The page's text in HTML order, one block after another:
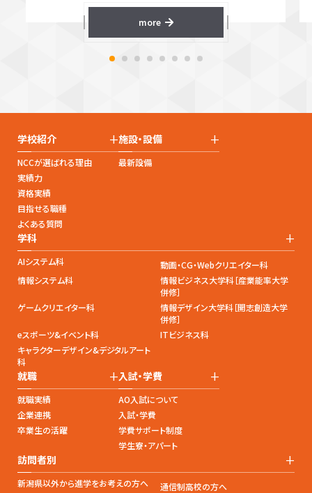
more
学校紹介 +
NCCが選ばれる理由
実績力
資格実績
目指せる職種
よくある質問
施設・設備 +
最新設備
学科 +
AIシステム科
動画・CG・Webクリエイター科
情報システム科
情報ビジネス大学科［産業能率大学
併修］
ゲームクリエイター科
情報デザイン大学科［開志創造大学
併修］
eスポーツ&イベント科
ITビジネス科
キャラクターデザイン&デジタルアート
科
就職 +
就職実績
企業連携
卒業生の活躍
入試・学費 +
AO入試について
入試・学費
学費サポート制度
学生寮・アパート
訪問者別 +
新潟県以外から進学をお考えの方へ
通信制高校の方へ